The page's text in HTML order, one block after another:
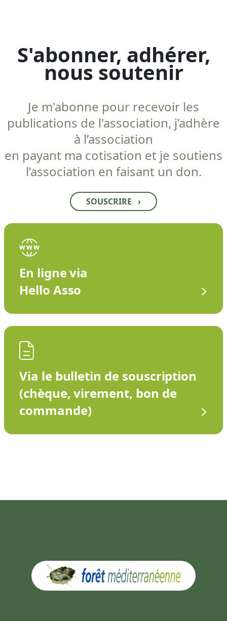
S'abonner, adhérer,
nous soutenir
Je m'abonne pour recevoir les
publications de l'association, j’adhère
à l’association
en payant ma cotisation et je soutiens
l’association en faisant un don.
SOUSCRIRE ›
En ligne via
Hello Asso
Via le bulletin de souscription
(chèque, virement, bon de
commande)